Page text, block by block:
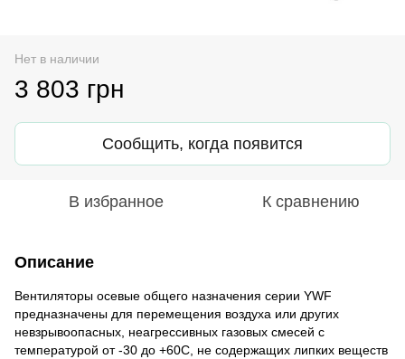
Нет в наличии
3 803 грн
Сообщить, когда появится
В избранное К сравнению
Описание
Вентиляторы осевые общего назначения серии YWF
предназначены для перемещения воздуха или других
невзрывоопасных, неагрессивных газовых смесей с
температурой от -30 до +60С, не содержащих липких веществ